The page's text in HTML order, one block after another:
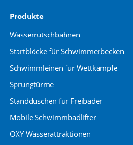
Produkte
Wasserrutschbahnen
Startblöcke für Schwimmerbecken
Schwimmleinen für Wettkämpfe
Sprungtürme
Standduschen für Freibäder
Mobile Schwimmbadlifter
OXY Wasserattraktionen